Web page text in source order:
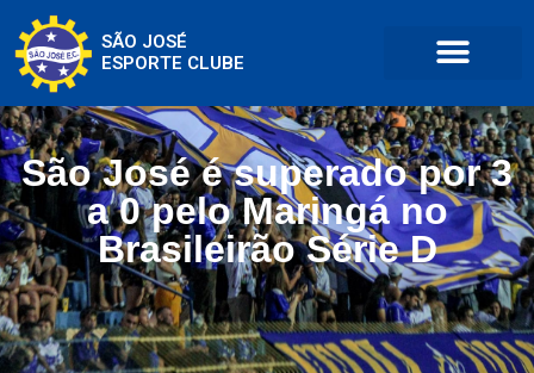
SÃO JOSÉ
ESPORTE CLUBE
São José é superado por 3
a 0 pelo Maringá no
Brasileirão Série D